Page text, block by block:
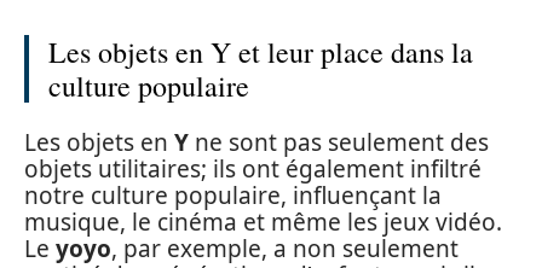
Les objets en Y et leur place dans la
culture populaire
Les objets en Y ne sont pas seulement des
objets utilitaires; ils ont également infiltré
notre culture populaire, influençant la
musique, le cinéma et même les jeux vidéo.
Le yoyo, par exemple, a non seulement